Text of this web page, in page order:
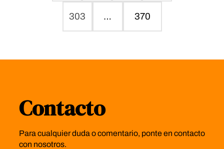
303 … 370
Contacto
Para cualquier duda o comentario, ponte en contacto
con nosotros.